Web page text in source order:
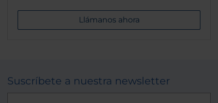
Llámanos ahora
Suscríbete a nuestra newsletter